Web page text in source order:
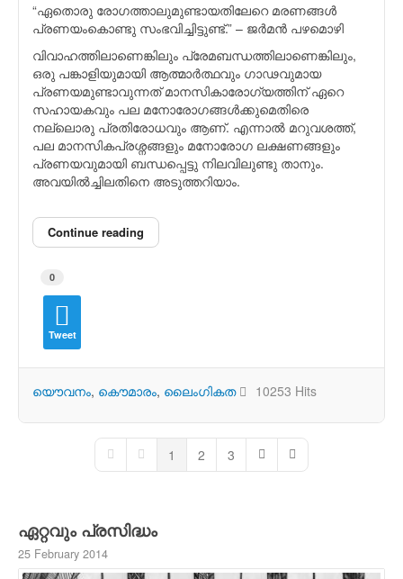
“ഏതൊരു രോഗത്താലുമുണ്ടായതിലേറെ മരണങ്ങള്‍
പ്രണയംകൊണ്ടു സംഭവിച്ചിട്ടുണ്ട്.” – ജര്‍മന്‍ പഴമൊഴി
വിവാഹത്തിലാണെങ്കിലും പ്രേമബന്ധത്തിലാണെങ്കിലും,
ഒരു പങ്കാളിയുമായി ആത്മാര്‍ത്ഥവും ഗാഢവുമായ
പ്രണയമുണ്ടാവുന്നത് മാനസികാരോഗ്യത്തിന് ഏറെ
സഹായകവും പല മനോരോഗങ്ങള്‍ക്കുമെതിരെ
നല്ലൊരു പ്രതിരോധവും ആണ്. എന്നാല്‍ മറുവശത്ത്,
പല മാനസികപ്രശ്നങ്ങളും മനോരോഗ ലക്ഷണങ്ങളും
പ്രണയവുമായി ബന്ധപ്പെട്ടു നിലവിലുണ്ടു താനും.
അവയില്‍ച്ചിലതിനെ അടുത്തറിയാം.
Continue reading
0
Tweet
യൌവനം കൌമാരം ലൈംഗികത 10253 Hits
First PagePrevious Page
1 2 3 Next PageLast Page
ഏറ്റവും പ്രസിദ്ധം
25 February 2014